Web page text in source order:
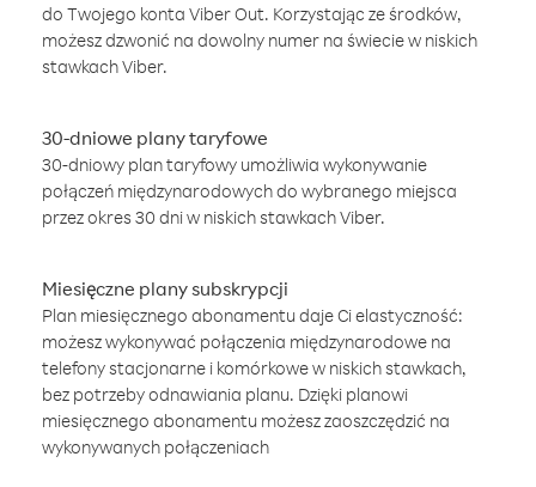
do Twojego konta Viber Out. Korzystając ze środków,
możesz dzwonić na dowolny numer na świecie w niskich
stawkach Viber.
30-dniowe plany taryfowe
30-dniowy plan taryfowy umożliwia wykonywanie
połączeń międzynarodowych do wybranego miejsca
przez okres 30 dni w niskich stawkach Viber.
Miesięczne plany subskrypcji
Plan miesięcznego abonamentu daje Ci elastyczność:
możesz wykonywać połączenia międzynarodowe na
telefony stacjonarne i komórkowe w niskich stawkach,
bez potrzeby odnawiania planu. Dzięki planowi
miesięcznego abonamentu możesz zaoszczędzić na
wykonywanych połączeniach